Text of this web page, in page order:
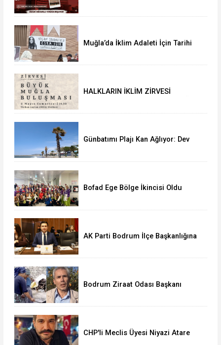
Muğla’da İklim Adaleti İçin Tarihi
HALKLARIN İKLİM ZİRVESİ
Günbatımı Plajı Kan Ağlıyor: Dev
Bofad Ege Bölge İkincisi Oldu
AK Parti Bodrum İlçe Başkanlığına
Bodrum Ziraat Odası Başkanı
CHP'li Meclis Üyesi Niyazi Atare